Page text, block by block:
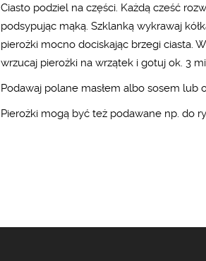
Ciasto podziel na części. Każdą cześć
podsypując mąką. Szklanką wykrawaj
pierożki mocno dociskając brzegi ciasta.
wrzucaj pierożki na wrzątek i gotuj ok. 3
Podawaj polane masłem albo sosem lub
Pierożki mogą być też podawane np. do